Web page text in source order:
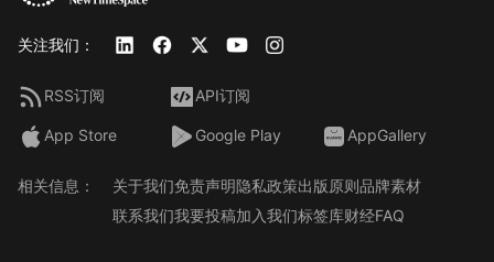
关注我们：
RSS订阅 API订阅
App Store Google Play AppGallery
相关信息： 关于我们免责声明隐私政策出版原则品牌素材
联系我们我要投稿加入我们标签库财经FAQ